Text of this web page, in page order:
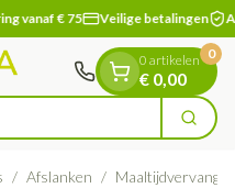
vanaf € 75 Veilige betalingen
Zoek
0 artikelen
€ 0,00
0
/ Afslanken / Maaltijdvervanger